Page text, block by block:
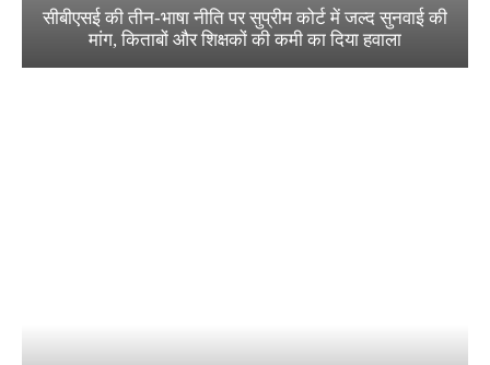
सीबीएसई की तीन-भाषा नीति पर सुप्रीम कोर्ट में जल्द सुनवाई की
मांग, किताबों और शिक्षकों की कमी का दिया हवाला